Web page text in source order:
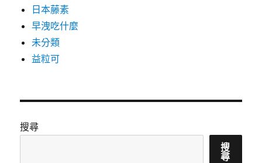
日本藤素
早洩吃什麼
未分類
益粒可
搜尋
搜
尋